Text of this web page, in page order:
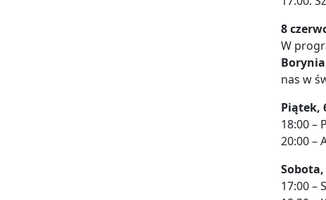
8
W
Borynia
nas w
Piątek,
18:00 –
20:00 –
17:00 –